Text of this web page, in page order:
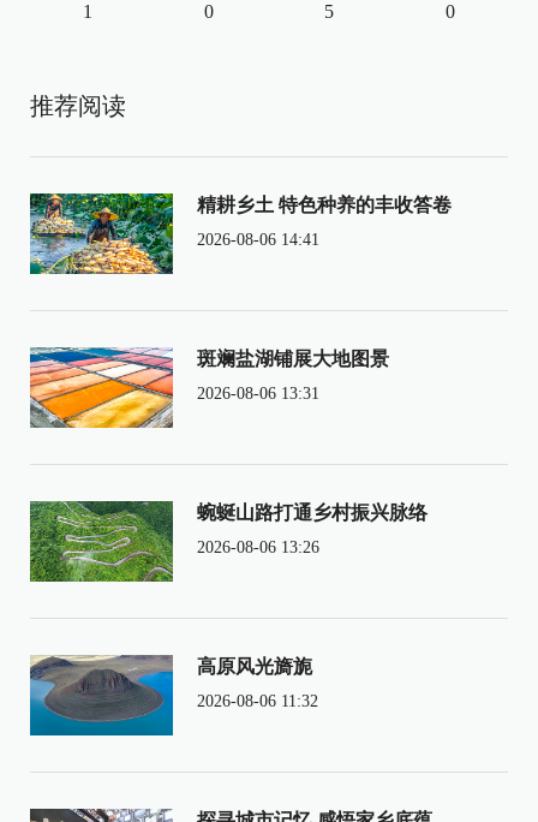
1 0 5 0
推荐阅读
精耕乡土 特色种养的丰收答卷
2026-08-06 14:41
斑斓盐湖铺展大地图景
2026-08-06 13:31
蜿蜒山路打通乡村振兴脉络
2026-08-06 13:26
高原风光旖旎
2026-08-06 11:32